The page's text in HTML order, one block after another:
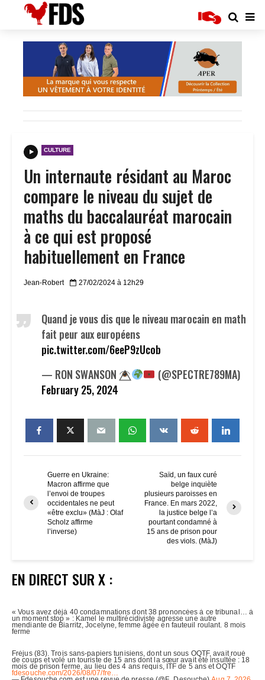
CULTURE
Un internaute résidant au Maroc
compare le niveau du sujet de
maths du baccalauréat marocain
à ce qui est proposé
habituellement en France
Jean-Robert 27/02/2024 à 12h29
Quand je vous dis que le niveau marocain en math
fait peur aux européens
pic.twitter.com/6eeP9zUcob
— RON SWANSON
(@SPECTRE789MA)
February 25, 2024
Guerre en Ukraine:
Macron affirme que
l’envoi de troupes
occidentales ne peut
«être exclu» (MàJ : Olaf
Scholz affirme
l’inverse)
Saïd, un faux curé
belge inquiète
plusieurs paroisses en
France. En mars 2022,
la justice belge l’a
pourtant condamné à
15 ans de prison pour
des viols. (MàJ)
EN DIRECT SUR X :